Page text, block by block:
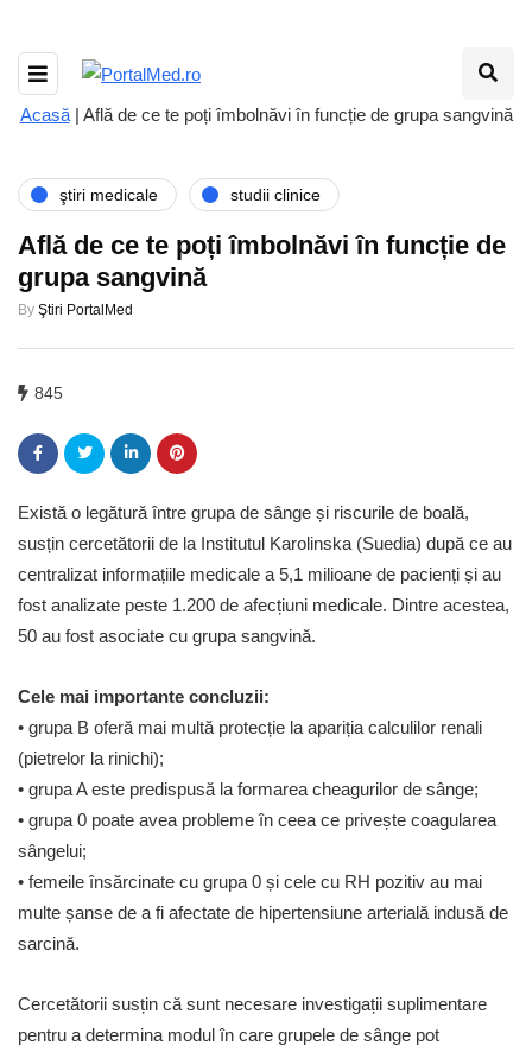
Acasă| Află de ce te poți îmbolnăvi în funcție de grupa sangvină
ştiri medicale studii clinice
Află de ce te poți îmbolnăvi în funcție de
grupa sangvină
By Ştiri PortalMed
845
Există o legătură între grupa de sânge și riscurile de boală,
susțin cercetătorii de la Institutul Karolinska (Suedia) după ce au
centralizat informațiile medicale a 5,1 milioane de pacienți și au
fost analizate peste 1.200 de afecțiuni medicale. Dintre acestea,
50 au fost asociate cu grupa sangvină.
Cele mai importante concluzii:
• grupa B oferă mai multă protecție la apariția calculilor renali
(pietrelor la rinichi);
• grupa A este predispusă la formarea cheagurilor de sânge;
• grupa 0 poate avea probleme în ceea ce privește coagularea
sângelui;
• femeile însărcinate cu grupa 0 și cele cu RH pozitiv au mai
multe șanse de a fi afectate de hipertensiune arterială indusă de
sarcină.
Cercetătorii susțin că sunt necesare investigații suplimentare
pentru a determina modul în care grupele de sânge pot